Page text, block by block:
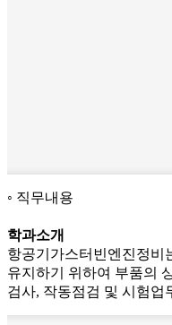
직무내용
학과소개
항공기가스터빈엔진정비
유지하기 위하여 부품의
검사, 작동점검 및 시험업